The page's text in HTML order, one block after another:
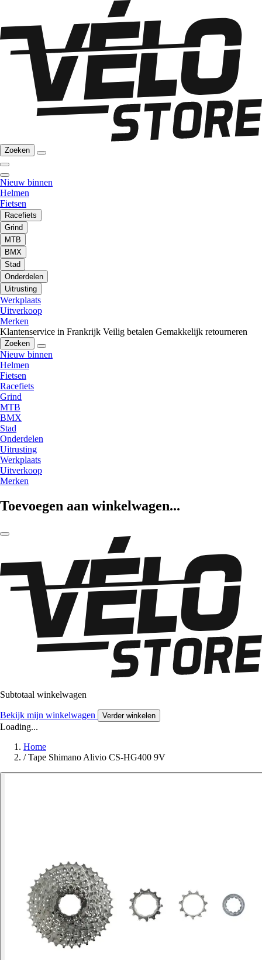
Zoeken
Nieuw binnen
Helmen
Fietsen
Racefiets
Grind
MTB
BMX
Stad
Onderdelen
Uitrusting
Werkplaats
Uitverkoop
Merken
Klantenservice in Frankrijk Veilig betalen Gemakkelijk retourneren
Zoeken
Nieuw binnen
Helmen
Fietsen
Racefiets
Grind
MTB
BMX
Stad
Onderdelen
Uitrusting
Werkplaats
Uitverkoop
Merken
Toevoegen aan winkelwagen...
Subtotaal winkelwagen
Bekijk mijn winkelwagen Verder winkelen
Loading...
Home
/ Tape Shimano Alivio CS-HG400 9V